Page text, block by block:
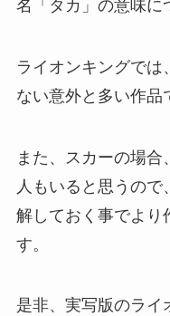
名「タカ」の意味に
ライオンキングでは
ない意外と多い作品
また、スカーの場
人もいると思うの
解しておく事でより
す。
是非、実写版のライ